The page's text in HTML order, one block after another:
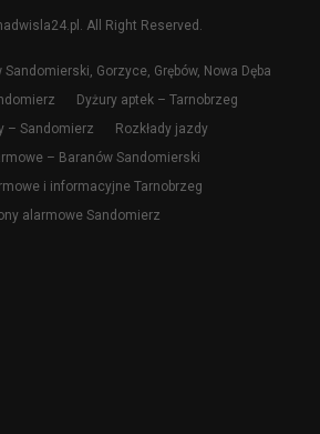
All Right Reserved.
Gorzyce, Grębów, Nowa Dęba
Dyżury aptek – Tarnobrzeg
– Sandomierz
Rozkłady jazdy
– Baranów Sandomierski
i informacyjne Tarnobrzeg
alarmowe Sandomierz